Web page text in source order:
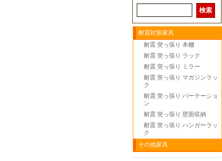
耐震対策家具
耐震 突っ張り 本棚
耐震 突っ張り ラック
耐震 突っ張り ミラー
耐震 突っ張り マガジンラッ
ク
耐震 突っ張り パーテーショ
ン
耐震 突っ張り 壁面収納
耐震 突っ張り ハンガーラッ
ク
その他家具